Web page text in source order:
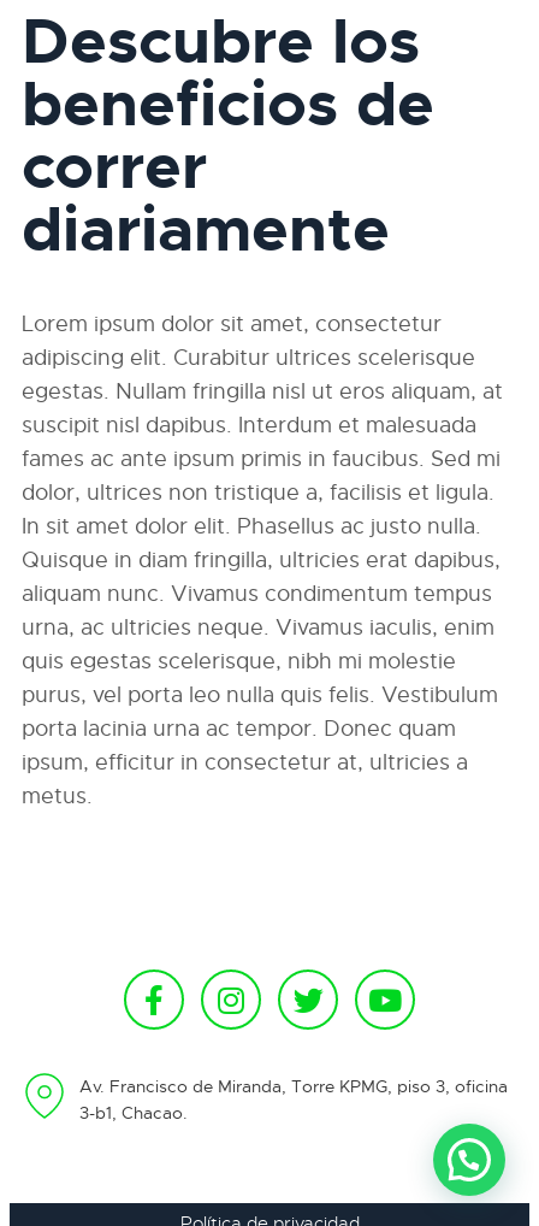
Descubre los
beneficios de
correr
diariamente
Lorem ipsum dolor sit amet, consectetur
adipiscing elit. Curabitur ultrices scelerisque
egestas. Nullam fringilla nisl ut eros aliquam, at
suscipit nisl dapibus. Interdum et malesuada
fames ac ante ipsum primis in faucibus. Sed mi
dolor, ultrices non tristique a, facilisis et ligula.
In sit amet dolor elit. Phasellus ac justo nulla.
Quisque in diam fringilla, ultricies erat dapibus,
aliquam nunc. Vivamus condimentum tempus
urna, ac ultricies neque. Vivamus iaculis, enim
quis egestas scelerisque, nibh mi molestie
purus, vel porta leo nulla quis felis. Vestibulum
porta lacinia urna ac tempor. Donec quam
ipsum, efficitur in consectetur at, ultricies a
metus.
Av. Francisco de Miranda, Torre KPMG, piso 3, oficina
3-b1, Chacao.